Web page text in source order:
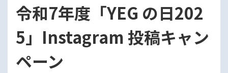
令和7年度「YEG の日202
5」Instagram 投稿キャン
ペーン